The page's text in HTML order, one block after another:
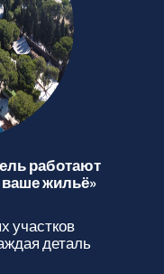
работают
жильё»
участков
деталь